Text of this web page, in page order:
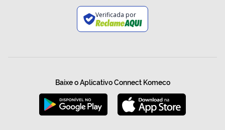
Verificada por
Baixe o Aplicativo Connect Komeco